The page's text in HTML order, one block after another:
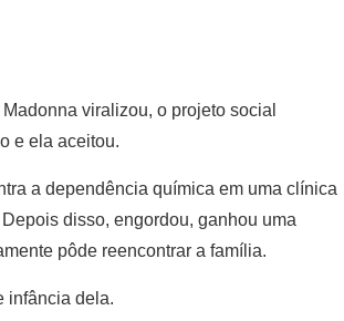
viralizou, o projeto social
e ela aceitou.
a dependência química em uma clínica
disso, engordou, ganhou uma
pôde reencontrar a família.
infância dela.